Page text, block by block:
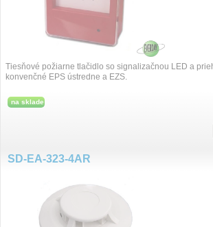
Tiesňové požiarne tlačidlo so signalizačnou LED a
konvenčné EPS ústredne a EZS.
na sklade
SD-EA-323-4AR